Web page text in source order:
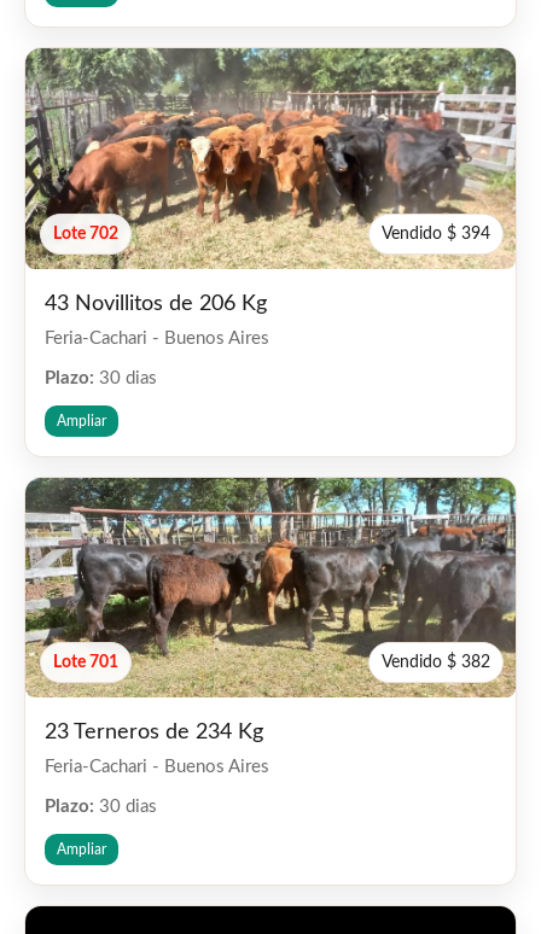
Lote 702 Vendido $ 394
43 Novillitos de 206 Kg
Feria-Cachari - Buenos Aires
Plazo: 30 dias
Ampliar
Lote 701 Vendido $ 382
23 Terneros de 234 Kg
Feria-Cachari - Buenos Aires
Plazo: 30 dias
Ampliar